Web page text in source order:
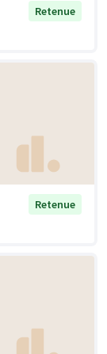
Retenue
Retenue